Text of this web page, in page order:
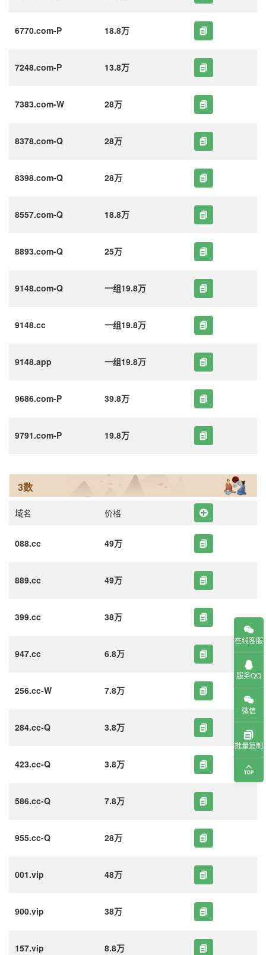
6770.com-P 18.8万
7248.com-P 13.8万
7383.com-W 28万
8378.com-Q 28万
8398.com-Q 28万
8557.com-Q 18.8万
8893.com-Q 25万
9148.com-Q 一组19.8万
9148.cc 一组19.8万
9148.app 一组19.8万
9686.com-P 39.8万
9791.com-P 19.8万
3数
域名 价格
088.cc 49万
889.cc 49万
399.cc 38万
947.cc 6.8万
256.cc-W 7.8万
284.cc-Q 3.8万
423.cc-Q 3.8万
586.cc-Q 7.8万
955.cc-Q 28万
001.vip 48万
900.vip 38万
157.vip 8.8万
在线客服
服务QQ
微信
批量复制